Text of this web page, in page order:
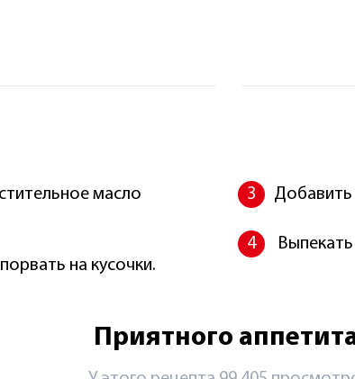
масло
на кусочки.
Добавить
Приятного